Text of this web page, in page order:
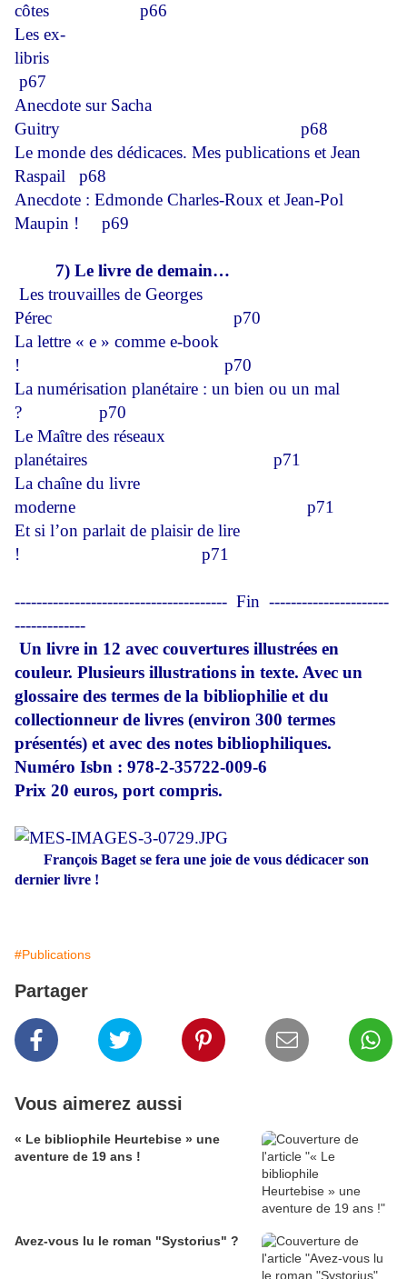
côtes
p66
Les ex-
libris
p67
Anecdote sur Sacha
Guitry
p68
Le monde des dédicaces. Mes publications et Jean
Raspail
p68
Anecdote : Edmonde Charles-Roux et Jean-Pol
Maupin !
p69
7) Le livre de demain…
Les trouvailles de Georges
Pérec
p70
La lettre « e » comme e-book
!
p70
La numérisation planétaire : un bien ou un mal
?
p70
Le Maître des réseaux
planétaires
p71
La chaîne du livre
moderne
p71
Et si l’on parlait de plaisir de lire
!
p71
--------------------------------------- Fin ----------------------
-------------
Un livre in 12 avec couvertures illustrées en
couleur. Plusieurs illustrations in texte. Avec un
glossaire des termes de la bibliophilie et du
collectionneur de livres (environ 300 termes
présentés) et avec des notes bibliophiliques.
Numéro Isbn : 978-2-35722-009-6
Prix 20 euros, port compris.
François Baget se fera une joie de vous dédicacer son
dernier livre !
#Publications
Partager
Vous aimerez aussi
« Le bibliophile Heurtebise » une
aventure de 19 ans !
Avez-vous lu le roman "Systorius" ?